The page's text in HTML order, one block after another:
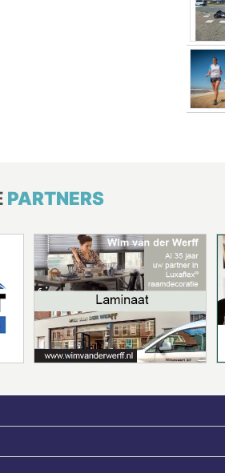
PARTNERS